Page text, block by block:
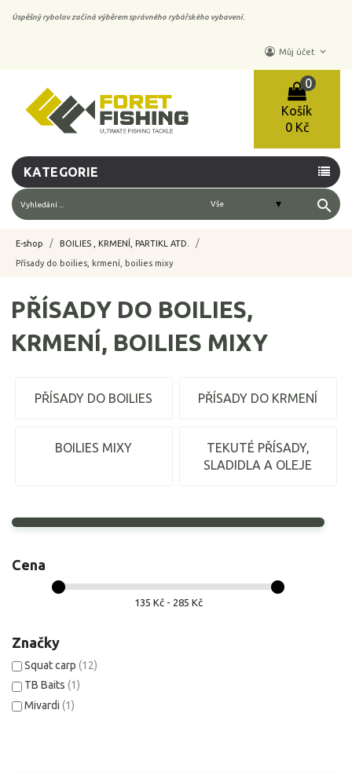
Úspěšný rybolov začíná výběrem správného rybářského vybavení.
Můj účet keyboard_arrow_down
Košík
0
0 Kč
KATEGORIE
search
E-shop BOILIES , KRMENÍ, PARTIKL ATD.
Přísady do boilies, krmení, boilies mixy
PŘÍSADY DO BOILIES,
KRMENÍ, BOILIES MIXY
PŘÍSADY DO BOILIES PŘÍSADY DO KRMENÍ
BOILIES MIXY
TEKUTÉ PŘÍSADY,
SLADIDLA A OLEJE
Cena
135 Kč - 285 Kč
Značky
Squat carp (12)
TB Baits (1)
Mivardi (1)